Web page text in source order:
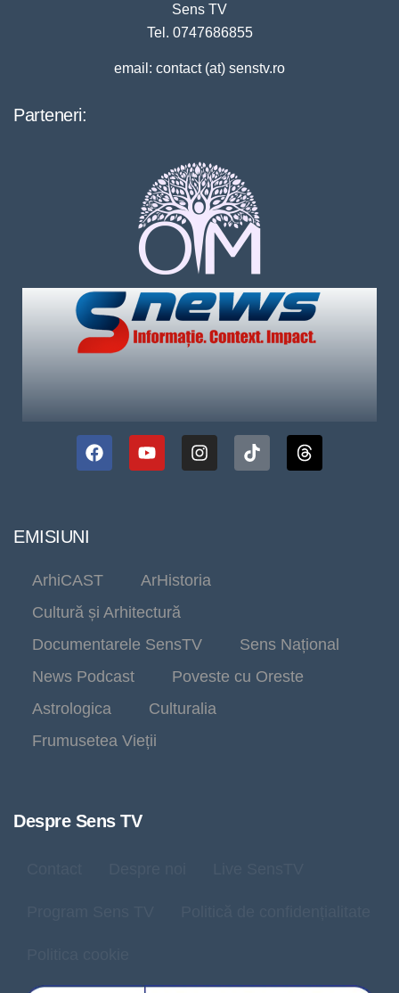
Sens TV
Tel. 0747686855
email: contact (at) senstv.ro
Parteneri:
EMISIUNI
ArhiCAST
ArHistoria
Cultură și Arhitectură
Documentarele SensTV
Sens Național
News Podcast
Poveste cu Oreste
Astrologica
Culturalia
Frumusetea Vieții
Despre Sens TV